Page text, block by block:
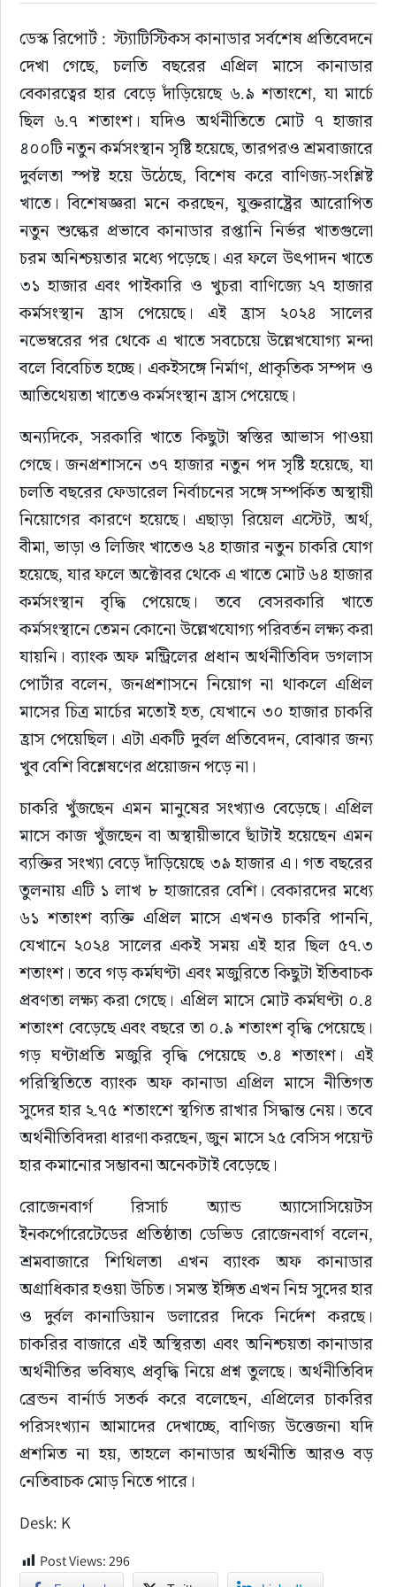
ইউরোপ
জাতীয়
তারুণ্য
সময়ের প্রলাপ
ডেস্ক রিপোর্ট :  স্ট্যাটিস্টিকস কানাডার সর্বশেষ প্রতিবেদনে
দেখা গেছে, চলতি বছরের এপ্রিল মাসে কানাডার
বেকারত্বের হার বেড়ে দাঁড়িয়েছে ৬.৯ শতাংশে, যা মার্চে
ছিল ৬.৭ শতাংশ। যদিও অর্থনীতিতে মোট ৭ হাজার
৪০০টি নতুন কর্মসংস্থান সৃষ্টি হয়েছে, তারপরও শ্রমবাজারে
দুর্বলতা স্পষ্ট হয়ে উঠেছে, বিশেষ করে বাণিজ্য-সংশ্লিষ্ট
খাতে। বিশেষজ্ঞরা মনে করছেন, যুক্তরাষ্ট্রের আরোপিত
নতুন শুল্কের প্রভাবে কানাডার রপ্তানি নির্ভর খাতগুলো
চরম অনিশ্চয়তার মধ্যে পড়েছে। এর ফলে উৎপাদন খাতে
৩১ হাজার এবং পাইকারি ও খুচরা বাণিজ্যে ২৭ হাজার
কর্মসংস্থান হ্রাস পেয়েছে। এই হ্রাস ২০২৪ সালের
নভেম্বরের পর থেকে এ খাতে সবচেয়ে উল্লেখযোগ্য মন্দা
বলে বিবেচিত হচ্ছে। একইসঙ্গে নির্মাণ, প্রাকৃতিক সম্পদ ও
আতিথেয়তা খাতেও কর্মসংস্থান হ্রাস পেয়েছে।
অন্যদিকে, সরকারি খাতে কিছুটা স্বস্তির আভাস পাওয়া
গেছে। জনপ্রশাসনে ৩৭ হাজার নতুন পদ সৃষ্টি হয়েছে, যা
চলতি বছরের ফেডারেল নির্বাচনের সঙ্গে সম্পর্কিত অস্থায়ী
নিয়োগের কারণে হয়েছে। এছাড়া রিয়েল এস্টেট, অর্থ,
বীমা, ভাড়া ও লিজিং খাতেও ২৪ হাজার নতুন চাকরি যোগ
হয়েছে, যার ফলে অক্টোবর থেকে এ খাতে মোট ৬৪ হাজার
কর্মসংস্থান বৃদ্ধি পেয়েছে। তবে বেসরকারি খাতে
কর্মসংস্থানে তেমন কোনো উল্লেখযোগ্য পরিবর্তন লক্ষ্য করা
যায়নি। ব্যাংক অফ মন্ট্রিলের প্রধান অর্থনীতিবিদ ডগলাস
পোর্টার বলেন, জনপ্রশাসনে নিয়োগ না থাকলে এপ্রিল
মাসের চিত্র মার্চের মতোই হত, যেখানে ৩০ হাজার চাকরি
হ্রাস পেয়েছিল। এটা একটি দুর্বল প্রতিবেদন, বোঝার জন্য
খুব বেশি বিশ্লেষণের প্রয়োজন পড়ে না।
চাকরি খুঁজছেন এমন মানুষের সংখ্যাও বেড়েছে। এপ্রিল
মাসে কাজ খুঁজছেন বা অস্থায়ীভাবে ছাঁটাই হয়েছেন এমন
ব্যক্তির সংখ্যা বেড়ে দাঁড়িয়েছে ৩৯ হাজার এ। গত বছরের
তুলনায় এটি ১ লাখ ৮ হাজারের বেশি। বেকারদের মধ্যে
৬১ শতাংশ ব্যক্তি এপ্রিল মাসে এখনও চাকরি পাননি,
যেখানে ২০২৪ সালের একই সময় এই হার ছিল ৫৭.৩
শতাংশ। তবে গড় কর্মঘণ্টা এবং মজুরিতে কিছুটা ইতিবাচক
প্রবণতা লক্ষ্য করা গেছে। এপ্রিল মাসে মোট কর্মঘণ্টা ০.৪
শতাংশ বেড়েছে এবং বছরে তা ০.৯ শতাংশ বৃদ্ধি পেয়েছে।
গড় ঘণ্টাপ্রতি মজুরি বৃদ্ধি পেয়েছে ৩.৪ শতাংশ। এই
পরিস্থিতিতে ব্যাংক অফ কানাডা এপ্রিল মাসে নীতিগত
সুদের হার ২.৭৫ শতাংশে স্থগিত রাখার সিদ্ধান্ত নেয়। তবে
অর্থনীতিবিদরা ধারণা করছেন, জুন মাসে ২৫ বেসিস পয়েন্ট
হার কমানোর সম্ভাবনা অনেকটাই বেড়েছে।
রোজেনবার্গ রিসার্চ অ্যান্ড অ্যাসোসিয়েটস
ইনকর্পোরেটেডের প্রতিষ্ঠাতা ডেভিড রোজেনবার্গ বলেন,
শ্রমবাজারে শিথিলতা এখন ব্যাংক অফ কানাডার
অগ্রাধিকার হওয়া উচিত। সমস্ত ইঙ্গিত এখন নিম্ন সুদের হার
ও দুর্বল কানাডিয়ান ডলারের দিকে নির্দেশ করছে।
চাকরির বাজারে এই অস্থিরতা এবং অনিশ্চয়তা কানাডার
অর্থনীতির ভবিষ্যৎ প্রবৃদ্ধি নিয়ে প্রশ্ন তুলছে। অর্থনীতিবিদ
ব্রেন্ডন বার্নার্ড সতর্ক করে বলেছেন, এপ্রিলের চাকরির
পরিসংখ্যান আমাদের দেখাচ্ছে, বাণিজ্য উত্তেজনা যদি
প্রশমিত না হয়, তাহলে কানাডার অর্থনীতি আরও বড়
নেতিবাচক মোড় নিতে পারে।
Desk: K
Post Views:296